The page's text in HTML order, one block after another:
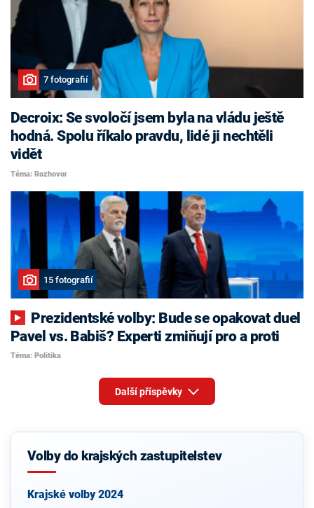
7 fotografií
Decroix: Se svoločí jsem byla na vládu ještě
hodná. Spolu říkalo pravdu, lidé ji nechtěli
vidět
Téma: Rozhovor
15 fotografií
Pavel vs. Babiš? Experti zmiňují pro a proti
Téma: Politika
Další příspěvky
Volby do krajských zastupitelstev
Krajské volby 2024